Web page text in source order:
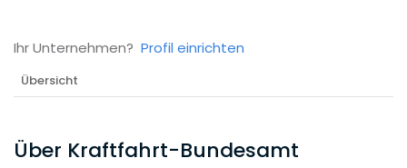
Ihr Unternehmen? Profil einrichten
Übersicht
Über Kraftfahrt-Bundesamt